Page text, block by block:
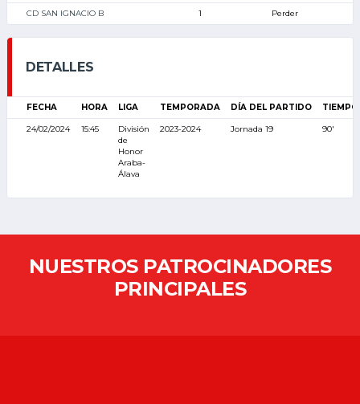
CD SAN IGNACIO B 1 Perder
DETALLES
FECHA HORA LIGA TEMPORADA DÍA DEL PARTIDO
24/02/2024 15:45
División
de
Honor
Araba-
Álava
2023-2024 Jornada 19 90'
NUESTROS PATROCINADORES
PRINCIPALES